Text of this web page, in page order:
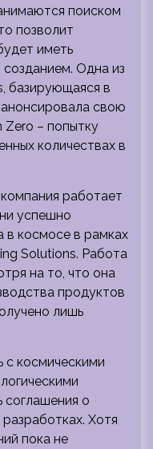
поиском
позволит
иметь
созданием. Одна из
базирующаяся в
свою
– попытку
количествах в
работает
успешно
в космосе в рамках
Solutions. Работа
на то, что она
продуктов
лишь
с космическими
соглашения о
Хотя
пока не